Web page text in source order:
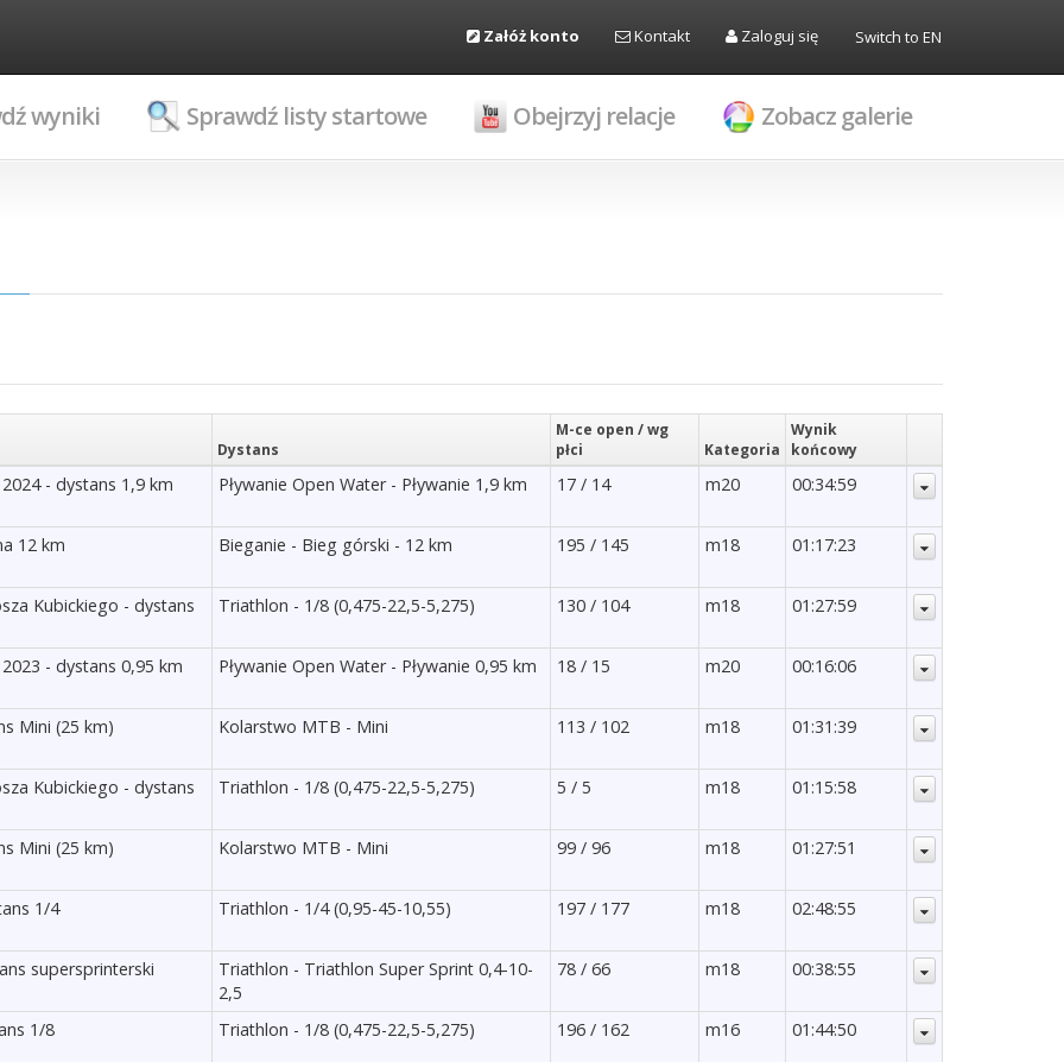
Załóż konto Kontakt Zaloguj się Switch to EN
wyniki Sprawdź listy startowe Obejrzyj relacje Zobacz galerie
Dystans
M-ce open / wg
płci
Kategoria
Wynik
końcowy
- dystans 1,9 km Pływanie Open Water - Pływanie 1,9 km 17 / 14 m20 00:34:59
12 km Bieganie - Bieg górski - 12 km 195 / 145 m18 01:17:23
Kubickiego - dystans
Triathlon - 1/8 (0,475-22,5-5,275) 130 / 104 m18 01:27:59
- dystans 0,95 km Pływanie Open Water - Pływanie 0,95 km 18 / 15 m20 00:16:06
Mini (25 km) Kolarstwo MTB - Mini 113 / 102 m18 01:31:39
Kubickiego - dystans
Triathlon - 1/8 (0,475-22,5-5,275) 5 / 5 m18 01:15:58
Mini (25 km) Kolarstwo MTB - Mini 99 / 96 m18 01:27:51
1/4 Triathlon - 1/4 (0,95-45-10,55) 197 / 177 m18 02:48:55
supersprinterski
Triathlon - Triathlon Super Sprint 0,4-10-
2,5
78 / 66 m18 00:38:55
1/8 Triathlon - 1/8 (0,475-22,5-5,275) 196 / 162 m16 01:44:50